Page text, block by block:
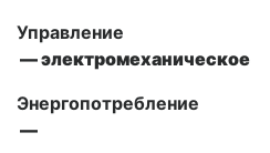
Управление
— электромеханическое
Энергопотребление
—